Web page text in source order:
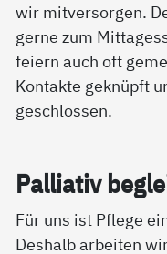
wir mitversorgen.
gerne zum
feiern auch oft
Kontakte geknüpft
geschlossen.
Pal­lia­tiv
Für uns ist Pflege
Deshalb arbeiten